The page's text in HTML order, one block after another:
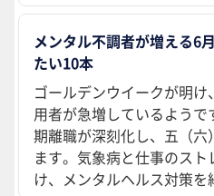
メンタル不調者が増える6
たい10本
ゴールデンウイークが明
用者が急増しているよう
期離職が深刻化し、五（
ます。気象病と仕事のス
け、メンタルヘルス対策を